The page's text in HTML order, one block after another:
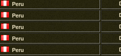
Peru
Peru
Peru
Peru
Peru